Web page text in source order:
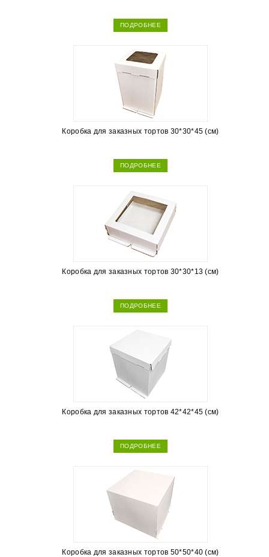
ПОДРОБНЕЕ
Коробка для заказных тортов 30*30*45 (см)
ПОДРОБНЕЕ
Коробка для заказных тортов 30*30*13 (см)
ПОДРОБНЕЕ
Коробка для заказных тортов 42*42*45 (см)
ПОДРОБНЕЕ
Коробка для заказных тортов 50*50*40 (см)